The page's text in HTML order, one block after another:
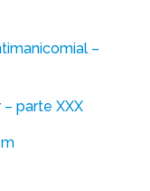
–
parte XXX